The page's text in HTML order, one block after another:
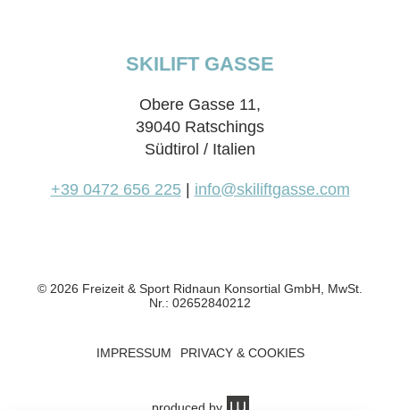
SKILIFT GASSE
Obere Gasse 11,
39040 Ratschings
Südtirol / Italien
+39 0472 656 225| info@skiliftgasse.com
© 2026 Freizeit & Sport Ridnaun Konsortial GmbH, MwSt.
Nr.: 02652840212
IMPRESSUM PRIVACY & COOKIES